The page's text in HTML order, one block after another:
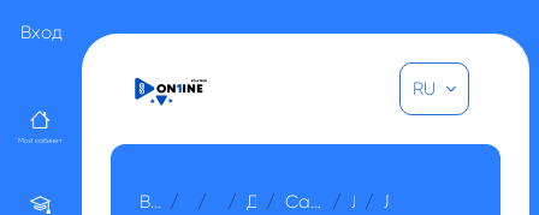
Вход
Мой кабинет
RU
В начало Курсы
Прочее Для гостей Сатпаевоведение (рус) Лекция 7